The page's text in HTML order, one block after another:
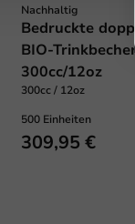
Nachhaltig
Bedruckte
BIO-
300cc/12oz
300cc / 12oz
500 Einheiten
309,95 €